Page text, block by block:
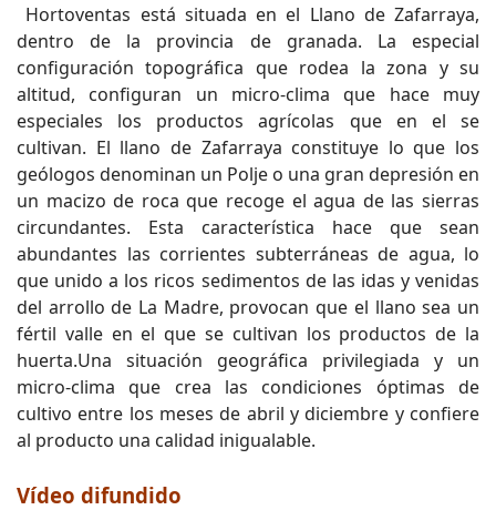
Hortoventas está situada en el Llano de Zafarraya,
dentro de la provincia de granada. La especial
configuración topográfica que rodea la zona y su
altitud, configuran un micro-clima que hace muy
especiales los productos agrícolas que en el se
cultivan. El llano de Zafarraya constituye lo que los
geólogos denominan un Polje o una gran depresión en
un macizo de roca que recoge el agua de las sierras
circundantes. Esta característica hace que sean
abundantes las corrientes subterráneas de agua, lo
que unido a los ricos sedimentos de las idas y venidas
del arrollo de La Madre, provocan que el llano sea un
fértil valle en el que se cultivan los productos de la
huerta.Una situación geográfica privilegiada y un
micro-clima que crea las condiciones óptimas de
cultivo entre los meses de abril y diciembre y confiere
al producto una calidad inigualable.
Vídeo difundido